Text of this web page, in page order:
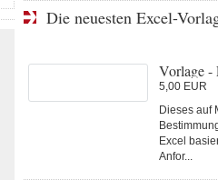
Die neuesten Excel-
Vorlage -
5,00 EUR
Dieses auf
Excel
Anfor...